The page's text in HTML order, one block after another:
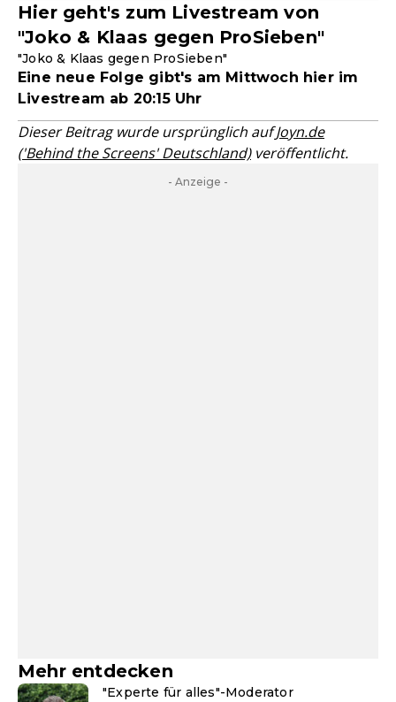
Hier geht's zum Livestream von
"Joko & Klaas gegen ProSieben"
"Joko & Klaas gegen ProSieben"
Eine neue Folge gibt's am Mittwoch hier im
Livestream ab 20:15 Uhr
Dieser Beitrag wurde ursprünglich aufJoyn.de
('Behind the Screens' Deutschland)veröffentlicht.
- Anzeige -
Mehr entdecken
"Experte für alles"-Moderator